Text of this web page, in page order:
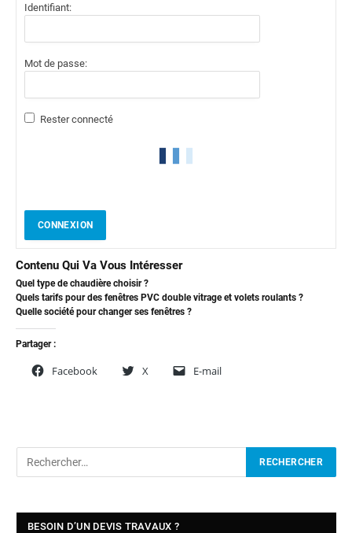
Identifiant:
Mot de passe:
Rester connecté
CONNEXION
Contenu Qui Va Vous Intéresser
Quel type de chaudière choisir ?
Quels tarifs pour des fenêtres PVC double vitrage et volets roulants ?
Quelle société pour changer ses fenêtres ?
Partager :
Facebook X E-mail
BESOIN D’UN DEVIS TRAVAUX ?